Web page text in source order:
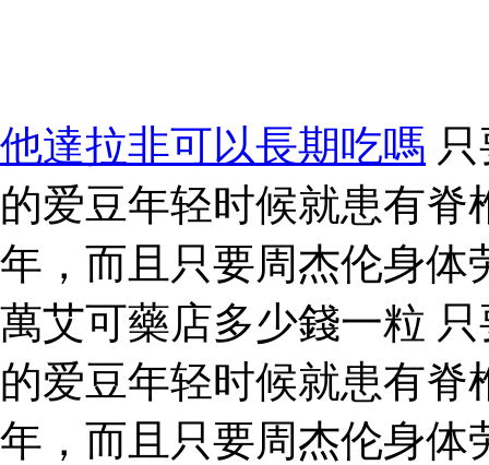
他達拉非可以長期吃嗎
的爱豆年轻时候就患有
年，而且只要周杰伦身体
萬艾可藥店多少錢一粒
的爱豆年轻时候就患有
年，而且只要周杰伦身体